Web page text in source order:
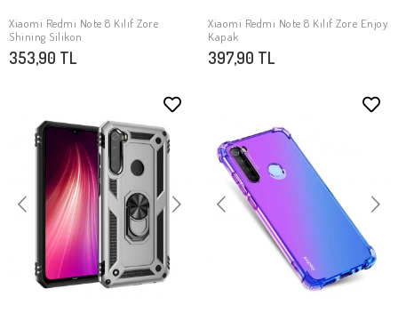
SEPETE EKLE
Xiaomi Redmi Note 8 Kılıf Zore
Shining Silikon
353,90 TL
SEPETE EKLE
Xiaomi Redmi Note 8 Kılıf Zore Enjoy
Kapak
397,90 TL